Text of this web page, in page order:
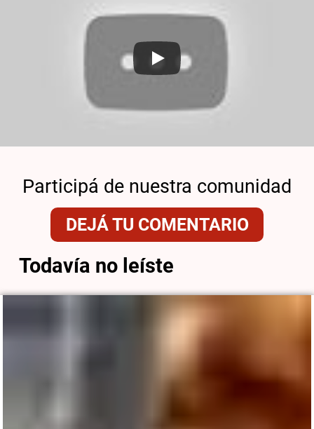
Participá de nuestra comunidad
DEJÁ TU COMENTARIO
Todavía no leíste